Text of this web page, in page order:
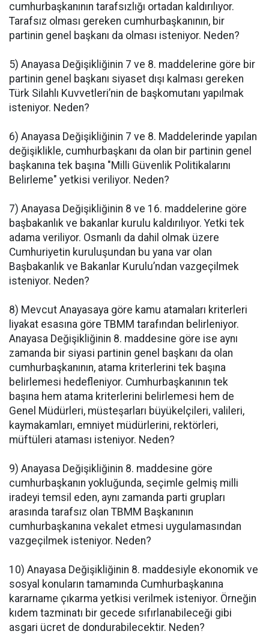
cumhurbaşkanının tarafsızlığı ortadan kaldırılıyor.
Tarafsız olması gereken cumhurbaşkanının, bir
partinin genel başkanı da olması isteniyor. Neden?
5) Anayasa Değişikliğinin 7 ve 8. maddelerine göre bir
partinin genel başkanı siyaset dışı kalması gereken
Türk Silahlı Kuvvetleri’nin de başkomutanı yapılmak
isteniyor. Neden?
6) Anayasa Değişikliğinin 7 ve 8. Maddelerinde yapılan
değişiklikle, cumhurbaşkanı da olan bir partinin genel
başkanına tek başına "Milli Güvenlik Politikalarını
Belirleme" yetkisi veriliyor. Neden?
7) Anayasa Değişikliğinin 8 ve 16. maddelerine göre
başbakanlık ve bakanlar kurulu kaldırılıyor. Yetki tek
adama veriliyor. Osmanlı da dahil olmak üzere
Cumhuriyetin kuruluşundan bu yana var olan
Başbakanlık ve Bakanlar Kurulu’ndan vazgeçilmek
isteniyor. Neden?
8) Mevcut Anayasaya göre kamu atamaları kriterleri
liyakat esasına göre TBMM tarafından belirleniyor.
Anayasa Değişikliğinin 8. maddesine göre ise aynı
zamanda bir siyasi partinin genel başkanı da olan
cumhurbaşkanının, atama kriterlerini tek başına
belirlemesi hedefleniyor. Cumhurbaşkanının tek
başına hem atama kriterlerini belirlemesi hem de
Genel Müdürleri, müsteşarları büyükelçileri, valileri,
kaymakamları, emniyet müdürlerini, rektörleri,
müftüleri ataması isteniyor. Neden?
9) Anayasa Değişikliğinin 8. maddesine göre
cumhurbaşkanın yokluğunda, seçimle gelmiş milli
iradeyi temsil eden, aynı zamanda parti grupları
arasında tarafsız olan TBMM Başkanının
cumhurbaşkanına vekalet etmesi uygulamasından
vazgeçilmek isteniyor. Neden?
10) Anayasa Değişikliğinin 8. maddesiyle ekonomik ve
sosyal konuların tamamında Cumhurbaşkanına
kararname çıkarma yetkisi verilmek isteniyor. Örneğin
kıdem tazminatı bir gecede sıfırlanabileceği gibi
asgari ücret de dondurabilecektir. Neden?